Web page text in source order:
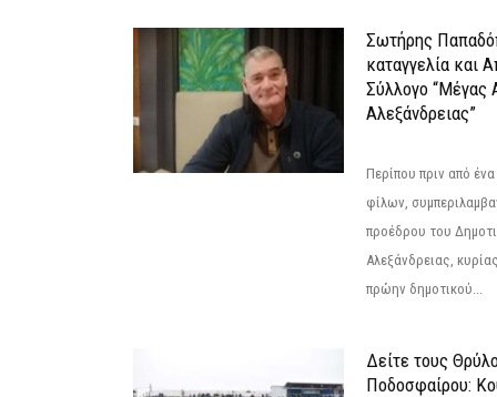
Σωτήρης
καταγγελία και
Σύλλογο “Μέγας
Αλεξάνδρειας”
Περίπου πριν από
φίλων,
προέδρου του
Αλεξάνδρειας,
πρώην δημοτικού...
Δείτε τους
Ποδοσφαίρου: